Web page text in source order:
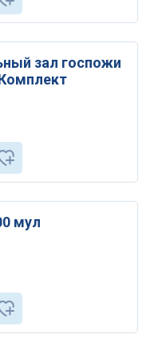
зал госпожи
мул